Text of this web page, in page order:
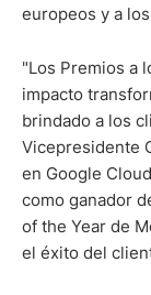
europeos y a
"Los Premios a
impacto
brindado a los
Vicepresidente
en Google
como ganador
of the Year de
el éxito del